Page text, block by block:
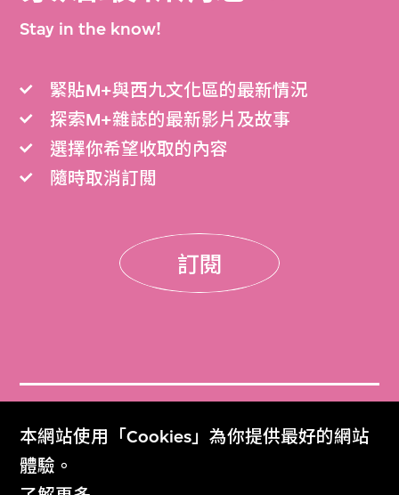
本網站使用「Cookies」為你提供最好的網站
體驗。
Stay in the know!
緊貼M+與西九文化區的最新情況
探索M+雜誌的最新影片及故事
選擇你希望收取的內容
隨時取消訂閲
訂閱
門票
Get Tickets